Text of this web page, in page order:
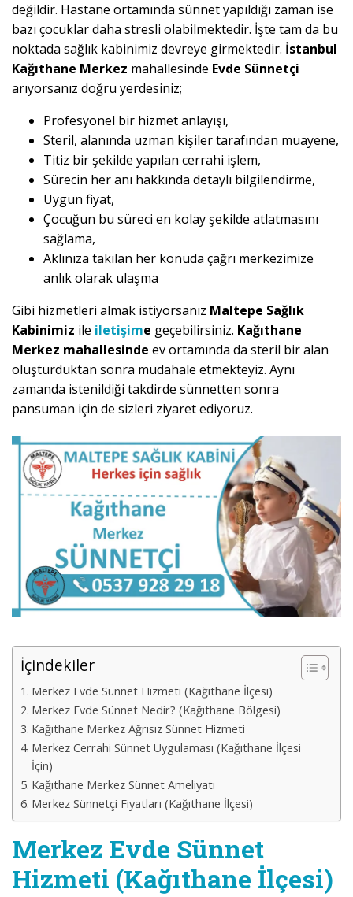
değildir. Hastane ortamında sünnet yapıldığı zaman ise
bazı çocuklar daha stresli olabilmektedir. İşte tam da bu
noktada sağlık kabinimiz devreye girmektedir. İstanbul
Kağıthane Merkez mahallesinde Evde Sünnetçi
arıyorsanız doğru yerdesiniz;
Profesyonel bir hizmet anlayışı,
Steril, alanında uzman kişiler tarafından muayene,
Titiz bir şekilde yapılan cerrahi işlem,
Sürecin her anı hakkında detaylı bilgilendirme,
Uygun fiyat,
Çocuğun bu süreci en kolay şekilde atlatmasını
sağlama,
Aklınıza takılan her konuda çağrı merkezimize
anlık olarak ulaşma
Gibi hizmetleri almak istiyorsanız Maltepe Sağlık
Kabinimiz ile iletişime geçebilirsiniz. Kağıthane
Merkez mahallesinde ev ortamında da steril bir alan
oluşturduktan sonra müdahale etmekteyiz. Aynı
zamanda istenildiği takdirde sünnetten sonra
pansuman için de sizleri ziyaret ediyoruz.
İçindekiler
Merkez Evde Sünnet Hizmeti (Kağıthane İlçesi)
Merkez Evde Sünnet Nedir? (Kağıthane Bölgesi)
Kağıthane Merkez Ağrısız Sünnet Hizmeti
Merkez Cerrahi Sünnet Uygulaması (Kağıthane İlçesi
İçin)
Kağıthane Merkez Sünnet Ameliyatı
Merkez Sünnetçi Fiyatları (Kağıthane İlçesi)
Merkez Evde Sünnet
Hizmeti (Kağıthane İlçesi)